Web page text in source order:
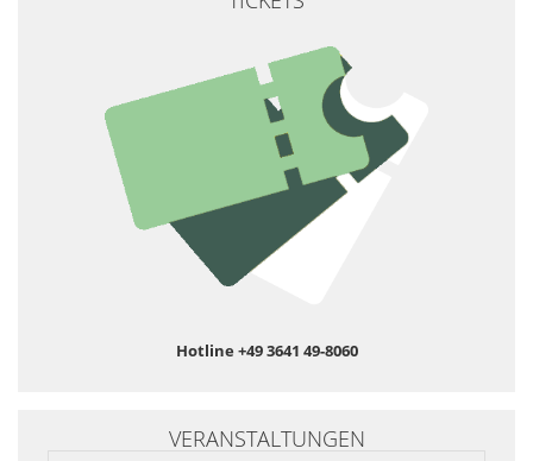
Hotline +49 3641 49-8060
VERANSTALTUNGEN